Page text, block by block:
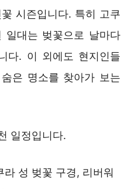
시즌입니다. 특히 고쿠
일대는 벚꽃으로 날마다
다. 이 외에도 현지인들
은 명소를 찾아가 보는
일정입니다.
성 벚꽃 구경, 리버워